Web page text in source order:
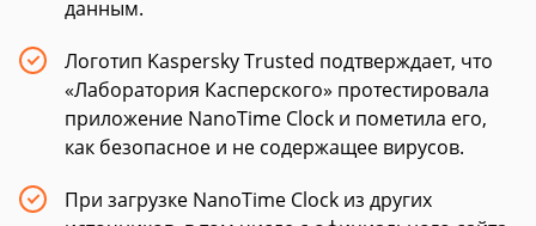
данным.
Логотип Kaspersky Trusted подтверждает, что
«Лаборатория Касперского» протестировала
приложение NanoTime Clock и пометила его,
как безопасное и не содержащее вирусов.
При загрузке NanoTime Clock из других